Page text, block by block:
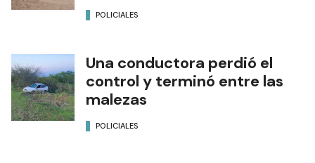
POLICIALES
Una conductora perdió el
control y terminó entre las
malezas
POLICIALES